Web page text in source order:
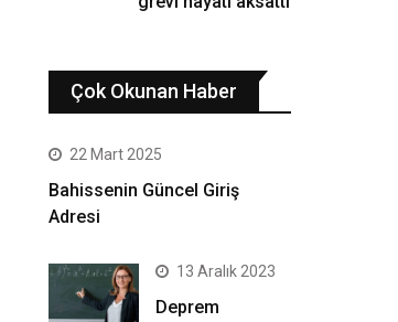
Çok Okunan Haber
22 Mart 2025
Bahissenin Güncel Giriş
Adresi
13 Aralık 2023
Deprem